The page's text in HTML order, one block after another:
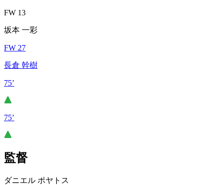
FW 13
坂本 一彩
FW 27
長倉 幹樹
75’
75’
監督
ダニエル ポヤトス